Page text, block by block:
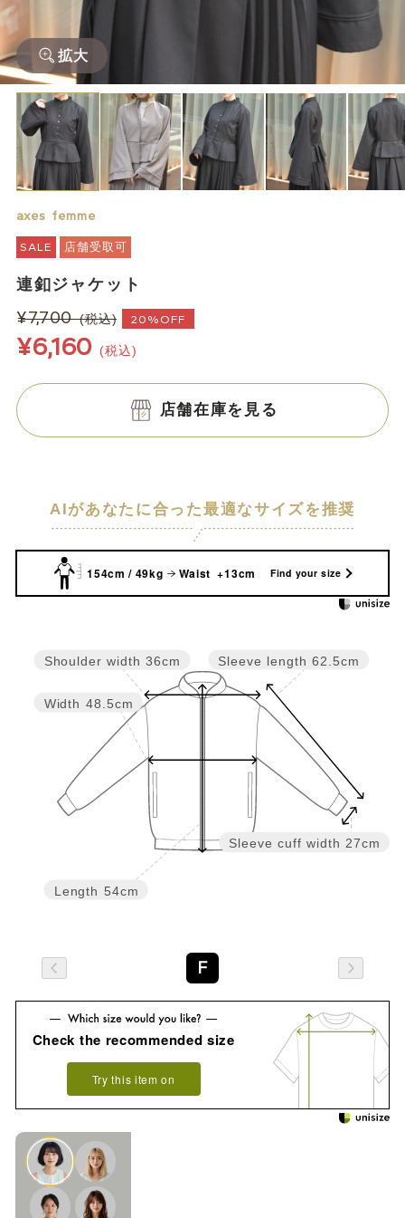
拡大
axes femme
SALE 店舗受取可
連釦ジャケット
¥7,700 (税込) 20%OFF
¥6,160 (税込)
店舗在庫を見る
AIがあなたに合った最適なサイズを推奨
154cm / 49kg Waist +13cm Find your size
Sleeve cuff width 27cm
Sleeve length 62.5cm
Length 54cm
Width 48.5cm
Shoulder width 36cm
F
Check the recommended size
Try this item on